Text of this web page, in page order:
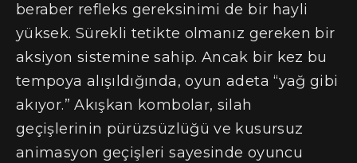
beraber refleks gereksinimi de bir hayli
yüksek. Sürekli tetikte olmanız gereken bir
aksiyon sistemine sahip. Ancak bir kez bu
tempoya alışıldığında, oyun adeta “yağ gibi
akıyor.” Akışkan kombolar, silah
geçişlerinin pürüzsüzlüğü ve kusursuz
animasyon geçişleri sayesinde oyuncu